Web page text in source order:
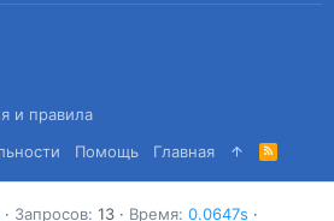
и правила
Помощь Главная
R
S
S
Запросов 13 Время 0.0647s